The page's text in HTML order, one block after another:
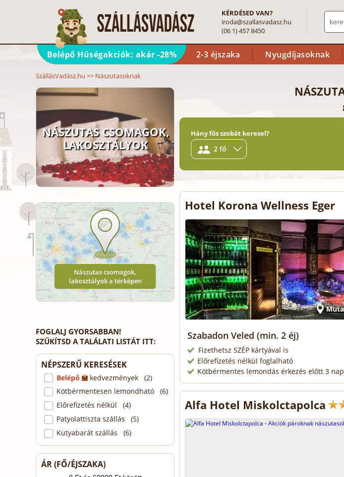
KÉRDÉSED VAN?
iroda@szallasvadasz.hu
(06 1) 457 8450
Belépő Hűségakciók: akár -28% 2-3 éjszaka Nyugdíjasoknak
SzállásVadász.hu >> Nászutasoknak
NÁSZUTAS CSOMAGOK,
LAKOSZTÁLYOK
Nászutas csomagok,
lakosztályok a térképen
FOGLALJ GYORSABBAN!
SZŰKÍTSD A TALÁLATI LISTÁT ITT:
NÉPSZERŰ KERESÉSEK
Belépő
kedvezmények (2)
Kötbérmentesen lemondható (6)
Előrefizetés nélkül (4)
Patyolattiszta szállás (5)
Kutyabarát szállás (6)
ÁR (FŐ/ÉJSZAKA)
Hány fős szobát keresel?
2 fő
Hotel Korona Wellness Eger
Szabadon Veled (min. 2 éj)
Fizethetsz SZÉP kártyával is
Előrefizetés nélkül foglalható
Kötbérmentes lemondás érkezés előtt 3
Alfa Hotel Miskolctapolca